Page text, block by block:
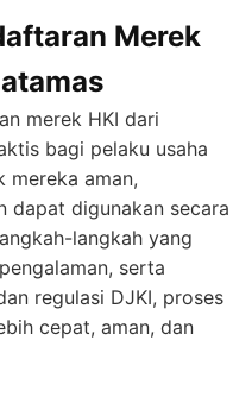
Merek
merek HKI dari
bagi pelaku usaha
mereka aman,
dapat digunakan secara
langkah yang
serta
regulasi DJKI, proses
cepat, aman, dan